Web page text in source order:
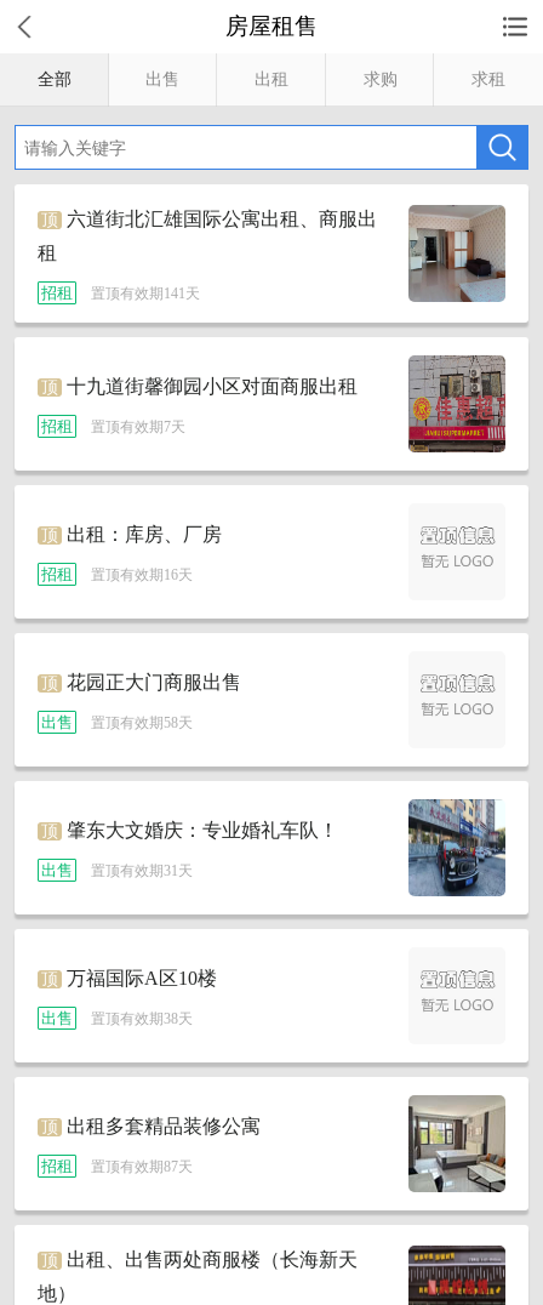
房屋租售
全部 出售 出租 求购 求租
顶 六道街北汇雄国际公寓出租、商服出
租
招租 置顶有效期141天
顶 十九道街馨御园小区对面商服出租
招租 置顶有效期7天
顶 出租：库房、厂房
招租 置顶有效期16天
顶 花园正大门商服出售
出售 置顶有效期58天
顶 肇东大文婚庆：专业婚礼车队！
出售 置顶有效期31天
顶 万福国际A区10楼
出售 置顶有效期38天
顶 出租多套精品装修公寓
招租 置顶有效期87天
顶 出租、出售两处商服楼（长海新天
地）